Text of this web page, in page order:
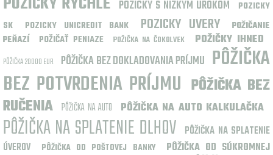
POZICKY S NIZKYM UROKOM
POZICKY
SK
POZICKY UNICREDIT BANK POZICKY UVERY
POŽIČANIE
PEŇAZÍ
POŽIČAŤ PENIAZE POŽIČKA NA ČOKOLVEK POŽIČKY IHNED
PÔŽIČKA 20000 EUR PÔŽIČKA BEZ DOKLADOVANIA PRÍJMU PÔŽIČKA
BEZ POTVRDENIA PRÍJMU PÔŽIČKA BEZ
RUČENIA PÔŽIČKA NA AUTO PÔŽIČKA NA AUTO KALKULAČKA
PÔŽIČKA NA SPLATENIE DLHOV PÔŽIČKA NA SPLATENIE
ÚVEROV
PÔŽIČKA OD POŠTOVEJ BANKY
PÔŽIČKA OD SÚKROMNEJ